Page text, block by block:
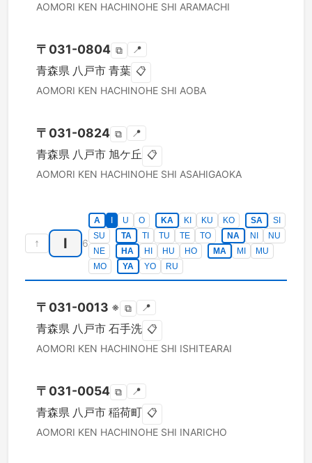
AOMORI KEN HACHINOHE SHI ARAMACHI
〒 031-0804 ⧉ 📍
青森県 八戸市 青葉 📋
AOMORI KEN HACHINOHE SHI AOBA
〒 031-0824 ⧉ 📍
青森県 八戸市 旭ケ丘 📋
AOMORI KEN HACHINOHE SHI ASAHIGAOKA
↑ I 6
A U O KA KI KU KO SA
SI
SU
TA TI TU TE TO NA NI
NU
NE
HA HI HU HO MA MI
MU
MO
YA YO RU
〒 031-0013 ※ ⧉ 📍
青森県 八戸市 石手洗 📋
AOMORI KEN HACHINOHE SHI ISHITEARAI
〒 031-0054 ⧉ 📍
青森県 八戸市 稲荷町 📋
AOMORI KEN HACHINOHE SHI INARICHO